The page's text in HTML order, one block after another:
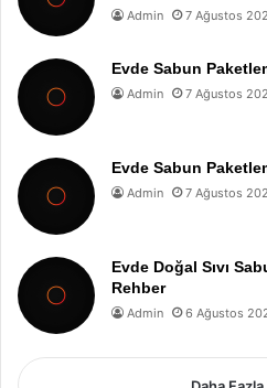
Admin 7 Ağustos
Evde Sabun
Admin 7 Ağustos
Evde Sabun
Admin 7 Ağustos
Evde Doğal Sıvı
Rehber
Admin 6 Ağustos